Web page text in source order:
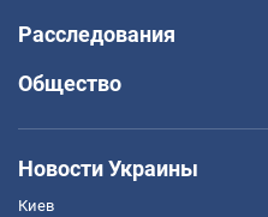
Расследования
Общество
Новости Украины
Киев